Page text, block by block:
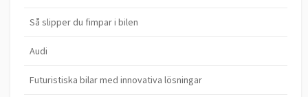
Så slipper du fimpar i bilen
Audi
Futuristiska bilar med innovativa lösningar